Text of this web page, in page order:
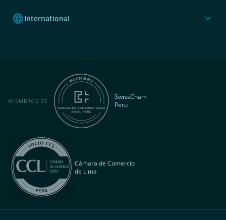
languageInternational expand_more
MIEMBROS DE
SwissCham
Peru
Cámara de Comercio
de Lima